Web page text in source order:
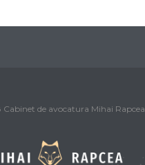
Cabinet de avocatura Mihai Rapcea